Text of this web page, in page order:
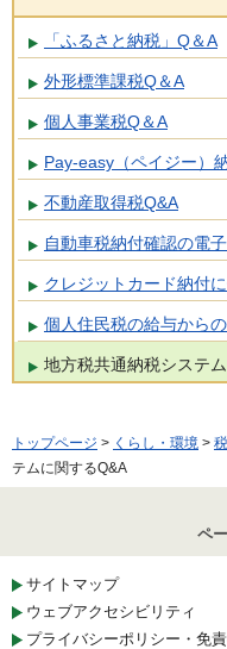
「ふるさと納税」Q＆A
外形標準課税Q＆A
個人事業税Q＆A
Pay-easy（ペイジー）
不動産取得税Q&A
自動車税納付確認の電
クレジットカード納付
個人住民税の給与から
地方税共通納税システ
トップページ > くらし・環境 >
テムに関するQ&A
ペ
サイトマップ
ウェブアクセシビリティ
プライバシーポリシー・免